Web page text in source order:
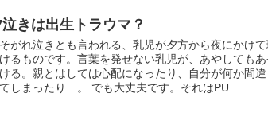
泣きは出生トラウマ？
がれ泣きとも言われる、乳児が夕方から夜にかけ
るものです。言葉を発せない乳児が、あやしてもあ
る。親とはしては心配になったり、自分が何か間
しまったり…。 でも大丈夫です。それはPU...